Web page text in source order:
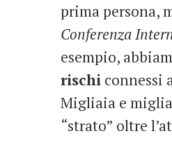
prima persona,
Conferenza
esempio,
rischi connessi
Migliaia e
“strato” oltre